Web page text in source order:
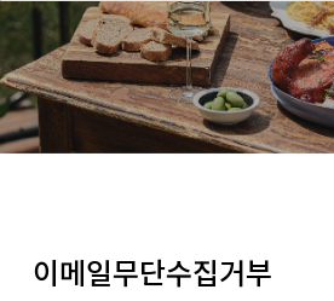
이메일무단수집거부